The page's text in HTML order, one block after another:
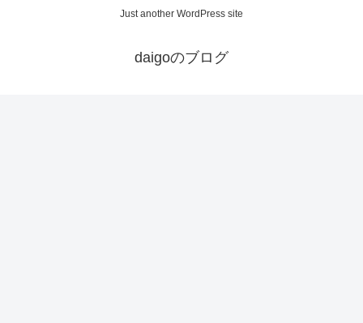
Just another WordPress site
daigoのブログ